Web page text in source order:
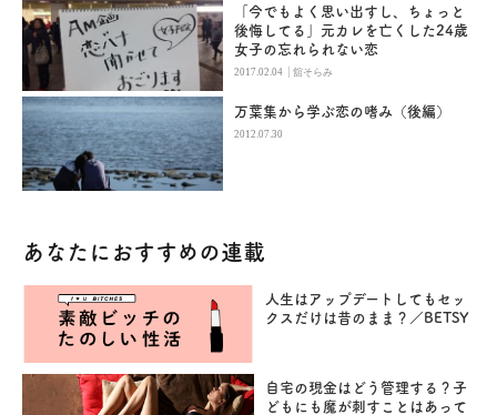
「今でもよく思い出すし、ちょっと
後悔してる」元カレを亡くした24歳
女子の忘れられない恋
2017.02.04 |舘そらみ
万葉集から学ぶ恋の嗜み（後編）
2012.07.30
あなたにおすすめの連載
人生はアップデートしてもセッ
クスだけは昔のまま？／BETSY
自宅の現金はどう管理する？子
どもにも魔が刺すことはあって